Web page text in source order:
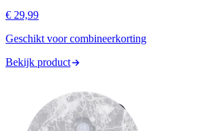
€ 29,99
Geschikt voor combineerkorting
Bekijk product